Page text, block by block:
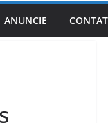
ANUNCIE